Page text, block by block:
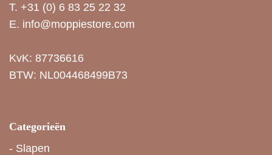
T. +31 (0) 6 83 25 22 32
E. info@moppiestore.com
KvK: 87736616
BTW: NL004468499B73
Categorieën
- Slapen